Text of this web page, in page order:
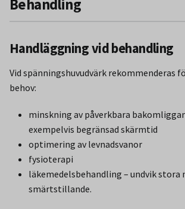
Behandling
Handläggning vid behandling
Vid spänningshuvudvärk rekommenderas
behov:
minskning av påverkbara
exempelvis begränsad skärmtid
optimering av levnadsvanor
fysioterapi
läkemedelsbehandling – undvik stora
smärtstillande.